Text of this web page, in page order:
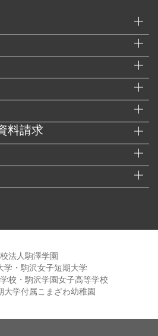
料請求
法人駒澤学園
学・駒沢女子短期大学
校・駒沢学園女子高等学校
大学付属こまざわ幼稚園